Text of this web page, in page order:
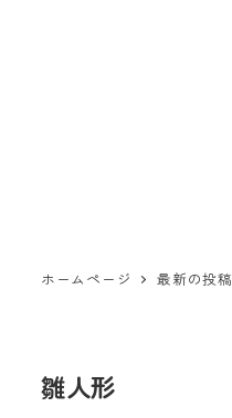
ホームページ 最新の投稿
雛人形